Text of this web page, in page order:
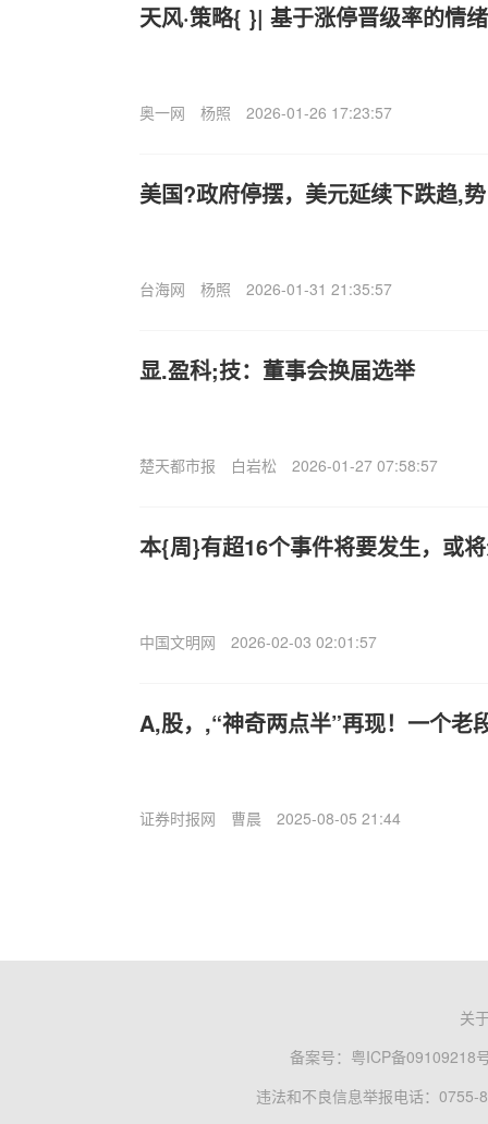
天风·策略{ }| 基于涨停晋级率的情
奥一网 杨照 2026-01-26 17:23:57
美国?政府停摆，美元延续下跌趋,势
台海网 杨照 2026-01-31 21:35:57
显.盈科;技：董事会换届选举
楚天都市报 白岩松 2026-01-27 07:58:57
本{周}有超16个事件将要发生，或
中国文明网 2026-02-03 02:01:57
A,股，,“神奇两点半”再现！一个老
证券时报网 曹晨 2025-08-05 21:44
关
备案号： 粤ICP备09109218
违法和不良信息举报电话：0755-